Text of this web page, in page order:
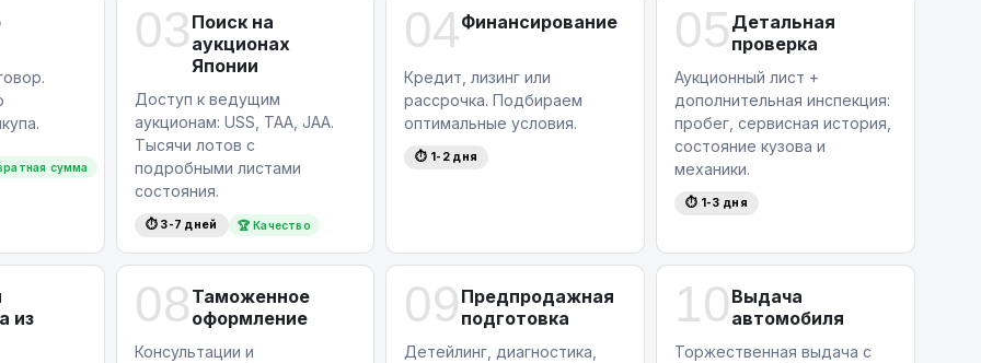
сумма
03 Поиск на
аукционах
Японии
Доступ к ведущим
аукционам: USS, TAA, JAA.
Тысячи лотов с
подробными листами
состояния.
⏱ 3-7 дней 🏆 Качество
04Финансирование
Кредит, лизинг или
рассрочка. Подбираем
оптимальные условия.
⏱ 1-2 дня
05 Детальная
проверка
Аукционный лист +
дополнительная инспекция:
пробег, сервисная история,
состояние кузова и
механики.
⏱ 1-3 дня
из
08 Таможенное
оформление
Консультации и
09 Предпродажная
подготовка
Детейлинг, диагностика,
10 Выдача
автомобиля
Торжественная выдача с